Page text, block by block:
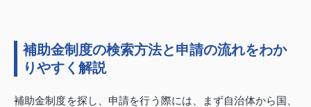
補助金制度の検索方法と申請の流れをわか
りやすく解説
補助金制度を探し、申請を行う際には、まず自治体から国、